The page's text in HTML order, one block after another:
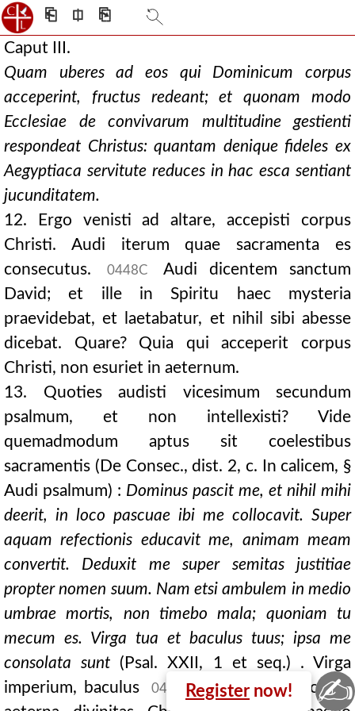
⎗ ⎅ ⎘
Caput III.
Quam uberes ad eos qui Dominicum corpus
acceperint, fructus redeant; et quonam modo
Ecclesiae de convivarum multitudine gestienti
respondeat Christus: quantam denique fideles ex
Aegyptiaca servitute reduces in hac esca sentiant
jucunditatem.
12. Ergo venisti ad altare, accepisti corpus
Christi. Audi iterum quae sacramenta es
consecutus.
0448C
Audi dicentem sanctum
David; et ille in Spiritu haec mysteria
praevidebat, et laetabatur, et nihil sibi abesse
dicebat. Quare? Quia qui acceperit corpus
Christi, non esuriet in aeternum.
13. Quoties audisti vicesimum secundum
psalmum, et non intellexisti? Vide
quemadmodum aptus sit coelestibus
sacramentis (De Consec., dist. 2, c. In calicem, §
Audi psalmum) : Dominus pascit me, et nihil mihi
deerit, in loco pascuae ibi me collocavit. Super
aquam refectionis educavit me, animam meam
convertit. Deduxit me super semitas justitiae
propter nomen suum. Nam etsi ambulem in medio
umbrae mortis, non timebo mala; quoniam tu
mecum es. Virga tua et baculus tuus; ipsa me
consolata sunt (Psal. XXII, 1 et seq.) . Virga
imperium, baculus
0448D passio est, hoc est,
Register now! ✍